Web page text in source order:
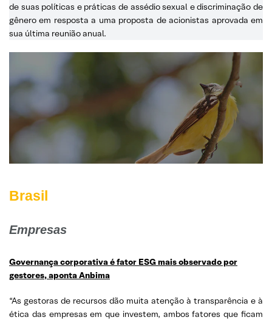
de suas políticas e práticas de assédio sexual e discriminação de
gênero em resposta a uma proposta de acionistas aprovada em
sua última reunião anual.
Brasil
Empresas
Governança corporativa é fator ESG mais observado por
gestores, aponta Anbima
“As gestoras de recursos dão muita atenção à transparência e à
ética das empresas em que investem, ambos fatores que ficam